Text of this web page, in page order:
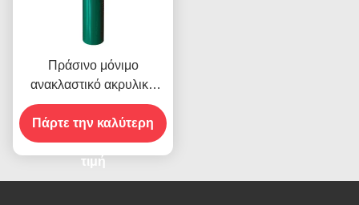
Πράσινο μόνιμο
ανακλαστικό ακρυλικό
φύλλο βινύλιο για την
οδική ασφάλεια
Πάρτε την καλύτερη
τιμή